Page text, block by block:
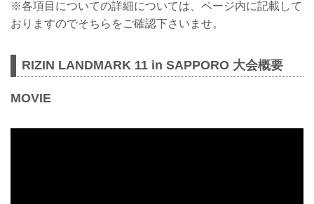
※各項目についての詳細については、ページ内に記載して
おりますのでそちらをご確認下さいませ。
RIZIN LANDMARK 11 in SAPPORO 大会概要
MOVIE